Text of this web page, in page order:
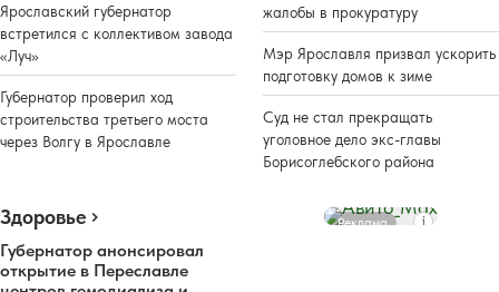
Ярославский губернатор
встретился с коллективом завода
«Луч»
Губернатор проверил ход
строительства третьего моста
через Волгу в Ярославле
жалобы в прокуратуру
Мэр Ярославля призвал ускорить
подготовку домов к зиме
Суд не стал прекращать
уголовное дело экс-главы
Борисоглебского района
Здоровье
Губернатор анонсировал
открытие в Переславле
Реклама